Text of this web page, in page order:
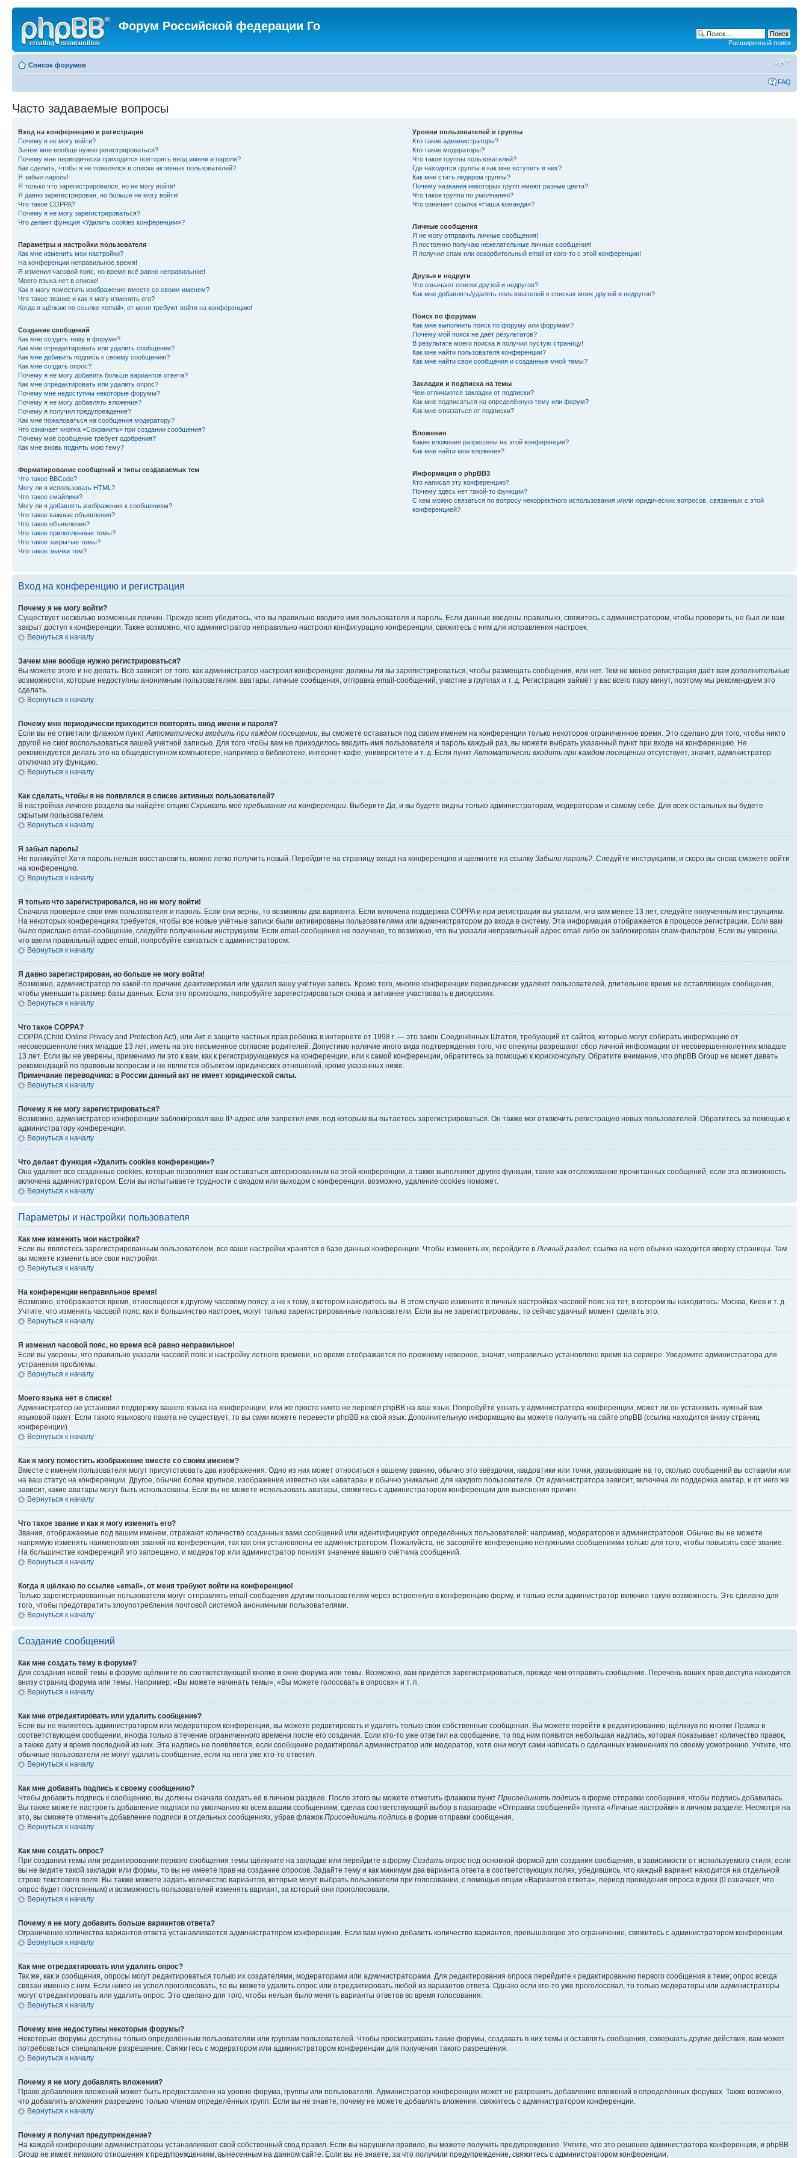
Форум Российской федерации Го
Расширенный поиск
Список форумов
FAQ
Часто задаваемые вопросы
Вход на конференцию и регистрация
Почему я не могу войти?
Зачем мне вообще нужно регистрироваться?
Почему мне периодически приходится повторять ввод имени и пароля?
Как сделать, чтобы я не появлялся в списке активных пользователей?
Я забыл пароль!
Я только что зарегистрировался, но не могу войти!
Я давно зарегистрирован, но больше не могу войти!
Что такое COPPA?
Почему я не могу зарегистрироваться?
Что делает функция «Удалить cookies конференции»?
Параметры и настройки пользователя
Как мне изменить мои настройки?
На конференции неправильное время!
Я изменил часовой пояс, но время всё равно неправильное!
Моего языка нет в списке!
Как я могу поместить изображение вместе со своим именем?
Что такое звание и как я могу изменить его?
Когда я щёлкаю по ссылке «email», от меня требуют войти на конференцию!
Создание сообщений
Как мне создать тему в форуме?
Как мне отредактировать или удалить сообщение?
Как мне добавить подпись к своему сообщению?
Как мне создать опрос?
Почему я не могу добавить больше вариантов ответа?
Как мне отредактировать или удалить опрос?
Почему мне недоступны некоторые форумы?
Почему я не могу добавлять вложения?
Почему я получил предупреждение?
Как мне пожаловаться на сообщения модератору?
Что означает кнопка «Сохранить» при создании сообщения?
Почему моё сообщение требует одобрения?
Как мне вновь поднять мою тему?
Форматирование сообщений и типы создаваемых тем
Что такое BBCode?
Могу ли я использовать HTML?
Что такое смайлики?
Могу ли я добавлять изображения к сообщениям?
Что такое важные объявления?
Что такое объявления?
Что такое прилепленные темы?
Что такое закрытые темы?
Что такое значки тем?
Уровни пользователей и группы
Кто такие администраторы?
Кто такие модераторы?
Что такое группы пользователей?
Где находятся группы и как мне вступить в них?
Как мне стать лидером группы?
Почему названия некоторых групп имеют разные цвета?
Что такое группа по умолчанию?
Что означает ссылка «Наша команда»?
Личные сообщения
Я не могу отправить личные сообщения!
Я постоянно получаю нежелательные личные сообщения!
Я получил спам или оскорбительный email от кого-то с этой конференции!
Друзья и недруги
Что означают списки друзей и недругов?
Как мне добавлять/удалять пользователей в списках моих друзей и недругов?
Поиск по форумам
Как мне выполнить поиск по форуму или форумам?
Почему мой поиск не даёт результатов?
В результате моего поиска я получил пустую страницу!
Как мне найти пользователя конференции?
Как мне найти свои сообщения и созданные мной темы?
Закладки и подписка на темы
Чем отличаются закладки от подписки?
Как мне подписаться на определённую тему или форум?
Как мне отказаться от подписки?
Вложения
Какие вложения разрешены на этой конференции?
Как мне найти мои вложения?
Информация о phpBB3
Кто написал эту конференцию?
Почему здесь нет такой-то функции?
С кем можно связаться по вопросу некорректного использования и/или юридических вопросов, связанных с этой
конференцией?
Вход на конференцию и регистрация
Почему я не могу войти?
Существует несколько возможных причин. Прежде всего убедитесь, что вы правильно вводите имя пользователя и пароль. Если данные введены правильно, свяжитесь с администратором, чтобы проверить, не был ли вам
закрыт доступ к конференции. Также возможно, что администратор неправильно настроил конфигурацию конференции, свяжитесь с ним для исправления настроек.
Вернуться к началу
Зачем мне вообще нужно регистрироваться?
Вы можете этого и не делать. Всё зависит от того, как администратор настроил конференцию: должны ли вы зарегистрироваться, чтобы размещать сообщения, или нет. Тем не менее регистрация даёт вам дополнительные
возможности, которые недоступны анонимным пользователям: аватары, личные сообщения, отправка email-сообщений, участие в группах и т. д. Регистрация займёт у вас всего пару минут, поэтому мы рекомендуем это
сделать.
Вернуться к началу
Почему мне периодически приходится повторять ввод имени и пароля?
Если вы не отметили флажком пунктАвтоматически входить при каждом посещении, вы сможете оставаться под своим именем на конференции только некоторое ограниченное время. Это сделано для того, чтобы никто
другой не смог воспользоваться вашей учётной записью. Для того чтобы вам не приходилось вводить имя пользователя и пароль каждый раз, вы можете выбрать указанный пункт при входе на конференцию. Не
рекомендуется делать это на общедоступном компьютере, например в библиотеке, интернет-кафе, университете и т. д. Если пунктАвтоматически входить при каждом посещении отсутствует, значит, администратор
отключил эту функцию.
Вернуться к началу
Как сделать, чтобы я не появлялся в списке активных пользователей?
В настройках личного раздела вы найдёте опцию Скрывать моё пребывание на конференции. ВыберитеДа, и вы будете видны только администраторам, модераторам и самому себе. Для всех остальных вы будете
скрытым пользователем.
Вернуться к началу
Я забыл пароль!
Не паникуйте! Хотя пароль нельзя восстановить, можно легко получить новый. Перейдите на страницу входа на конференцию и щёлкните на ссылку Забыли пароль?. Следуйте инструкциям, и скоро вы снова сможете войти
на конференцию.
Вернуться к началу
Я только что зарегистрировался, но не могу войти!
Сначала проверьте свои имя пользователя и пароль. Если они верны, то возможны два варианта. Если включена поддержка COPPA и при регистрации вы указали, что вам менее 13 лет, следуйте полученным инструкциям.
На некоторых конференциях требуется, чтобы все новые учётные записи были активированы пользователями или администратором до входа в систему. Эта информация отображается в процессе регистрации. Если вам
было прислано email-сообщение, следуйте полученным инструкциям. Если email-сообщение не получено, то возможно, что вы указали неправильный адрес email либо он заблокирован спам-фильтром. Если вы уверены,
что ввели правильный адрес email, попробуйте связаться с администратором.
Вернуться к началу
Я давно зарегистрирован, но больше не могу войти!
Возможно, администратор по какой-то причине деактивировал или удалил вашу учётную запись. Кроме того, многие конференции периодически удаляют пользователей, длительное время не оставляющих сообщения,
чтобы уменьшить размер базы данных. Если это произошло, попробуйте зарегистрироваться снова и активнее участвовать в дискуссиях.
Вернуться к началу
Что такое COPPA?
COPPA (Child Online Privacy and Protection Act), или Акт о защите частных прав ребёнка в интернете от 1998 г. — это закон Соединённых Штатов, требующий от сайтов, которые могут собирать информацию от
несовершеннолетних младше 13 лет, иметь на это письменное согласие родителей. Допустимо наличие иного вида подтверждения того, что опекуны разрешают сбор личной информации от несовершеннолетних младше
13 лет. Если вы не уверены, применимо ли это к вам, как к регистрирующемуся на конференции, или к самой конференции, обратитесь за помощью к юрисконсульту. Обратите внимание, что phpBB Group не может давать
рекомендаций по правовым вопросам и не является объектом юридических отношений, кроме указанных ниже.
Примечание переводчика: в России данный акт не имеет юридической силы.
Вернуться к началу
Почему я не могу зарегистрироваться?
Возможно, администратор конференции заблокировал ваш IP-адрес или запретил имя, под которым вы пытаетесь зарегистрироваться. Он также мог отключить регистрацию новых пользователей. Обратитесь за помощью к
администратору конференции.
Вернуться к началу
Что делает функция «Удалить cookies конференции»?
Она удаляет все созданные cookies, которые позволяют вам оставаться авторизованным на этой конференции, а также выполняют другие функции, такие как отслеживание прочитанных сообщений, если эта возможность
включена администратором. Если вы испытываете трудности с входом или выходом с конференции, возможно, удаление cookies поможет.
Вернуться к началу
Параметры и настройки пользователя
Как мне изменить мои настройки?
Если вы являетесь зарегистрированным пользователем, все ваши настройки хранятся в базе данных конференции. Чтобы изменить их, перейдите вЛичный раздел; ссылка на него обычно находится вверху страницы. Там
вы можете изменить все свои настройки.
Вернуться к началу
На конференции неправильное время!
Возможно, отображается время, относящееся к другому часовому поясу, а не к тому, в котором находитесь вы. В этом случае измените в личных настройках часовой пояс на тот, в котором вы находитесь: Москва, Киев и т. д.
Учтите, что изменять часовой пояс, как и большинство настроек, могут только зарегистрированные пользователи. Если вы не зарегистрированы, то сейчас удачный момент сделать это.
Вернуться к началу
Я изменил часовой пояс, но время всё равно неправильное!
Если вы уверены, что правильно указали часовой пояс и настройку летнего времени, но время отображается по-прежнему неверное, значит, неправильно установлено время на сервере. Уведомите администратора для
устранения проблемы.
Вернуться к началу
Моего языка нет в списке!
Администратор не установил поддержку вашего языка на конференции, или же просто никто не перевёл phpBB на ваш язык. Попробуйте узнать у администратора конференции, может ли он установить нужный вам
языковой пакет. Если такого языкового пакета не существует, то вы сами можете перевести phpBB на свой язык. Дополнительную информацию вы можете получить на сайте phpBB (ссылка находится внизу страниц
конференции).
Вернуться к началу
Как я могу поместить изображение вместе со своим именем?
Вместе с именем пользователя могут присутствовать два изображения. Одно из них может относиться к вашему званию, обычно это звёздочки, квадратики или точки, указывающие на то, сколько сообщений вы оставили или
на ваш статус на конференции. Другое, обычно более крупное, изображение известно как «аватара» и обычно уникально для каждого пользователя. От администратора зависит, включена ли поддержка аватар, и от него же
зависит, какие аватары могут быть использованы. Если вы не можете использовать аватары, свяжитесь с администратором конференции для выяснения причин.
Вернуться к началу
Что такое звание и как я могу изменить его?
Звания, отображаемые под вашим именем, отражают количество созданных вами сообщений или идентифицируют определённых пользователей: например, модераторов и администраторов. Обычно вы не можете
напрямую изменять наименования званий на конференции, так как они установлены её администратором. Пожалуйста, не засоряйте конференцию ненужными сообщениями только для того, чтобы повысить своё звание.
На большинстве конференций это запрещено, и модератор или администратор понизят значение вашего счётчика сообщений.
Вернуться к началу
Когда я щёлкаю по ссылке «email», от меня требуют войти на конференцию!
Только зарегистрированные пользователи могут отправлять email-сообщения другим пользователям через встроенную в конференцию форму, и только если администратор включил такую возможность. Это сделано для
того, чтобы предотвратить злоупотребления почтовой системой анонимными пользователями.
Вернуться к началу
Создание сообщений
Как мне создать тему в форуме?
Для создания новой темы в форуме щёлкните по соответствующей кнопке в окне форума или темы. Возможно, вам придётся зарегистрироваться, прежде чем отправить сообщение. Перечень ваших прав доступа находится
внизу страниц форума или темы. Например: «Вы можете начинать темы», «Вы можете голосовать в опросах» и т. п.
Вернуться к началу
Как мне отредактировать или удалить сообщение?
Если вы не являетесь администратором или модератором конференции, вы можете редактировать и удалять только свои собственные сообщения. Вы можете перейти к редактированию, щёлкнув по кнопке Правка в
соответствующем сообщении, иногда только в течение ограниченного времени после его создания. Если кто-то уже ответил на сообщение, то под ним появится небольшая надпись, которая показывает количество правок,
а также дату и время последней из них. Эта надпись не появляется, если сообщение редактировал администратор или модератор, хотя они могут сами написать о сделанных изменениях по своему усмотрению. Учтите, что
обычные пользователи не могут удалить сообщение, если на него уже кто-то ответил.
Вернуться к началу
Как мне добавить подпись к своему сообщению?
Чтобы добавить подпись к сообщению, вы должны сначала создать её в личном разделе. После этого вы можете отметить флажком пункт Присоединить подпись в форме отправки сообщения, чтобы подпись добавилась.
Вы также можете настроить добавление подписи по умолчанию ко всем вашим сообщениям, сделав соответствующий выбор в параграфе «Отправка сообщений» пункта «Личные настройки» в личном разделе. Несмотря на
это, вы сможете отменить добавление подписи в отдельных сообщениях, убрав флажок Присоединить подпись в форме отправки сообщения.
Вернуться к началу
Как мне создать опрос?
При создании темы или редактировании первого сообщения темы щёлкните на закладке или перейдите в форму Создать опрос под основной формой для создания сообщения, в зависимости от используемого стиля; если
вы не видите такой закладки или формы, то вы не имеете прав на создание опросов. Задайте тему и как минимум два варианта ответа в соответствующих полях, убедившись, что каждый вариант находится на отдельной
строке текстового поля. Вы также можете задать количество вариантов, которые могут выбрать пользователи при голосовании, с помощью опции «Вариантов ответа», период проведения опроса в днях (0 означает, что
опрос будет постоянным) и возможность пользователей изменять вариант, за который они проголосовали.
Вернуться к началу
Почему я не могу добавить больше вариантов ответа?
Ограничение количества вариантов ответа устанавливается администратором конференции. Если вам нужно добавить количество вариантов, превышающее это ограничение, свяжитесь с администратором конференции.
Вернуться к началу
Как мне отредактировать или удалить опрос?
Так же, как и сообщения, опросы могут редактироваться только их создателями, модераторами или администраторами. Для редактирования опроса перейдите к редактированию первого сообщения в теме; опрос всегда
связан именно с ним. Если никто не успел проголосовать, то вы можете удалить опрос или отредактировать любой из вариантов ответа. Однако если кто-то уже проголосовал, то только модераторы или администраторы
могут отредактировать или удалить опрос. Это сделано для того, чтобы нельзя было менять варианты ответов во время голосования.
Вернуться к началу
Почему мне недоступны некоторые форумы?
Некоторые форумы доступны только определённым пользователям или группам пользователей. Чтобы просматривать такие форумы, создавать в них темы и оставлять сообщения, совершать другие действия, вам может
потребоваться специальное разрешение. Свяжитесь с модератором или администратором конференции для получения такого разрешения.
Вернуться к началу
Почему я не могу добавлять вложения?
Право добавления вложений может быть предоставлено на уровне форума, группы или пользователя. Администратор конференции может не разрешить добавление вложений в определённых форумах. Также возможно,
что добавлять вложения разрешено только членам определённых групп. Если вы не знаете, почему не можете добавлять вложения, свяжитесь с администратором конференции.
Вернуться к началу
Почему я получил предупреждение?
На каждой конференции администраторы устанавливают свой собственный свод правил. Если вы нарушили правило, вы можете получить предупреждение. Учтите, что это решение администратора конференции, и phpBB
Group не имеет никакого отношения к предупреждениям, вынесенным на данном сайте. Если вы не знаете, за что получили предупреждение, свяжитесь с администратором конференции.